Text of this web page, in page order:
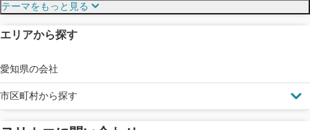
見えにくい屋根も安心
ドローン診断
テーマをもっと見る
エリアから探す
愛知県の会社
市区町村から探す